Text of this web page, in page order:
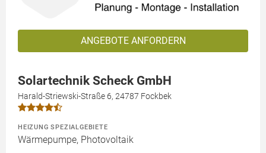
ANGEBOTE ANFORDERN
Solartechnik Scheck GmbH
Harald-Striewski-Straße 6, 24787 Fockbek
HEIZUNG SPEZIALGEBIETE
Wärmepumpe, Photovoltaik